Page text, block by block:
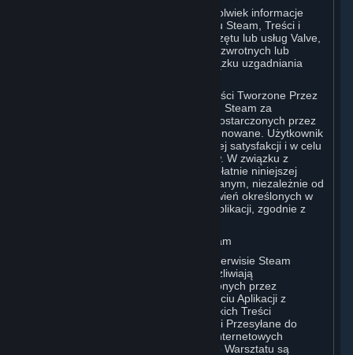
Jeśli Użytkownik przekaże Valve jakiekolwiek informacje
zwrotne lub sugestie dotyczące serwisu Steam, Treści i
Usług lub jakichkolwiek produktów, Sprzętu lub usług Valve,
Valve może korzystać z tych informacji zwrotnych lub
sugestii w dowolny sposób, bez obowiązku uzgadniania
Użytkownik wyraża zgodę na to, że Treści Tworzone Przez
Użytkownika, które przesyła do serwisu Steam za
pośrednictwem interfejsów i narzędzi dostarczonych przez
Valve, będą w znacznym stopniu eksponowane. Użytkownik
potwierdza, że udostępnia je dla własnej satysfakcji i w celu
zdobycia uznania innych Użytkowników. W związku z
powyższym, Użytkownik udziela nieodpłatnie niniejszej
licencji Valve i podmiotom z nią powiązanym, niezależnie od
wszelkich innych odmiennych postanowień określonych w
Warunkach Korzystania z Konkretnej Aplikacji, zgodnie z
B. Treści Przesyłane do Warsztatu Steam
Niektóre gry lub aplikacje dostępne w serwisie Steam
(„Aplikacje z Obsługą Warsztatu”) umożliwiają
Użytkownikowi tworzenie Treści Tworzonych przez
Użytkownika na podstawie lub przy użyciu Aplikacji z
Obsługą Warsztatu oraz przesyłanie takich Treści
Tworzonych przez Użytkownika („Treści Przesyłane do
Warsztatu”) na jedną lub więcej stron internetowych
Warsztatu Steam. Treści Przesyłane do Warsztatu są